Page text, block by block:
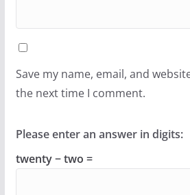
Save my name, email, and
the next time I comment.
Please enter an answer in digits:
twenty − two =